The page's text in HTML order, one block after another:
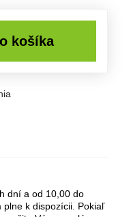
Do košíka
dní a od 10,00 do
plne k dispozícii. Pokiaľ